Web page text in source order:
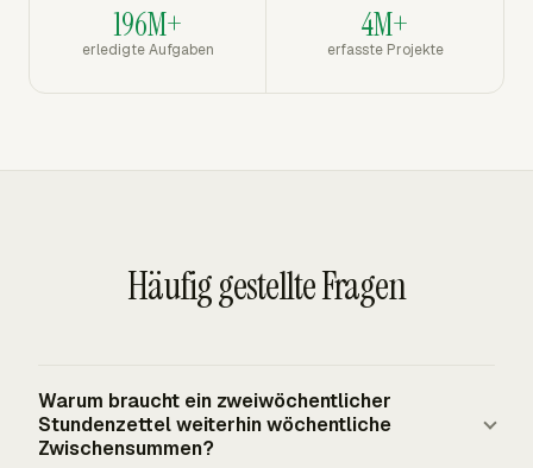
196M+
erledigte Aufgaben
4M+
erfasste Projekte
Häufig gestellte Fragen
Warum braucht ein zweiwöchentlicher
Stundenzettel weiterhin wöchentliche
Zwischensummen?